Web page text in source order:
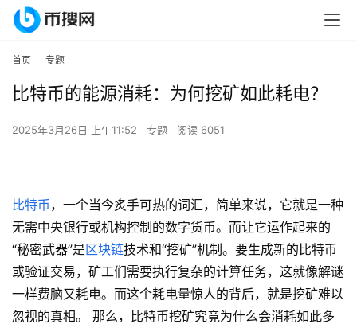
首页 专题
比特币的能源消耗：为何挖矿如此耗电？
2025年3月26日 上午11:52 专题 阅读 6051
比特币，一个当今炙手可热的词汇，简单来说，它就是一种
无需中央银行或机构控制的数字货币。而让它运作起来的
“秘密武器”是区块链技术和“挖矿”机制。要生成新的比特币
或验证交易，矿工们需要执行复杂的计算任务，这就像解谜
一样费脑又耗电。而这个耗电量惊人的背后，就是挖矿难以
忽视的真相。 那么，比特币挖矿究竟为什么会消耗如此多